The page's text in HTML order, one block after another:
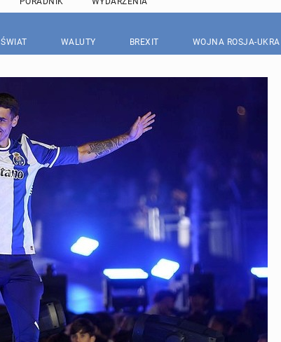
ŚWIAT WALUTY BREXIT WOJNA ROSJA-